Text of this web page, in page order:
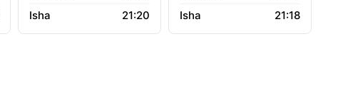
21:20
21:18